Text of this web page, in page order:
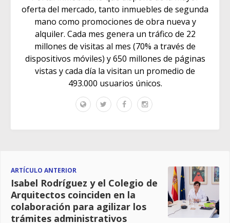
oferta del mercado, tanto inmuebles de segunda
mano como promociones de obra nueva y
alquiler. Cada mes genera un tráfico de 22
millones de visitas al mes (70% a través de
dispositivos móviles) y 650 millones de páginas
vistas y cada día la visitan un promedio de
493.000 usuarios únicos.
ARTÍCULO ANTERIOR
Isabel Rodríguez y el Colegio de
Arquitectos coinciden en la
colaboración para agilizar los
trámites administrativos